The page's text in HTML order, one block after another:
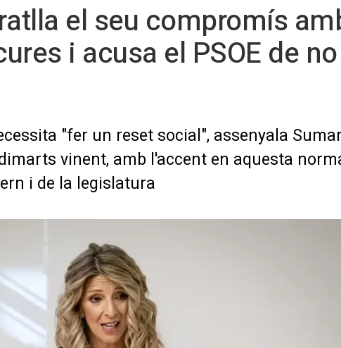
el seu compromís
i acusa el PSOE de
"fer un reset social", assenyala
vinent, amb l'accent en aquesta
i de la legislatura